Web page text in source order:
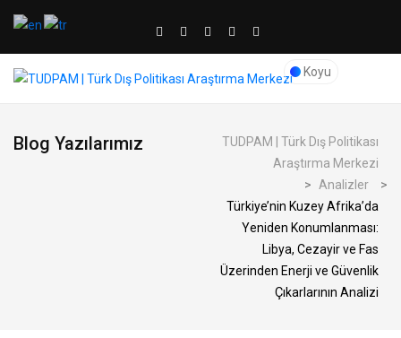
Koyu
Blog Yazılarımız
TUDPAM | Türk Dış Politikası
Araştırma Merkezi
> Analizler
>
Türkiye’nin Kuzey Afrika’da
Yeniden Konumlanması:
Libya, Cezayir ve Fas
Üzerinden Enerji ve Güvenlik
Çıkarlarının Analizi